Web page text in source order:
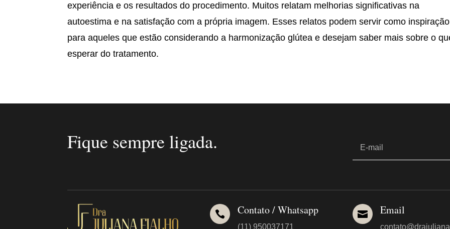
experiência e os resultados do procedimento. Muitos relatam melhorias significativas na
autoestima e na satisfação com a própria imagem. Esses relatos podem servir como inspiração
para aqueles que estão considerando a harmonização glútea e desejam saber mais sobre o
esperar do tratamento.
Fique sempre ligada.
 Contato / Whatsapp
(11) 950037171
 Email